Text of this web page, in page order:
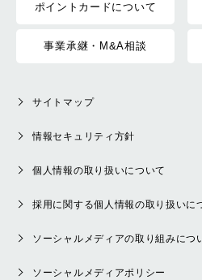
ポイントカードについて
事業承継・M&A相談
サイトマップ
情報セキュリティ方針
個人情報の取り扱いについて
採用に関する個人情報の取り扱いに
ソーシャルメディアの取り組みにつ
ソーシャルメディアポリシー